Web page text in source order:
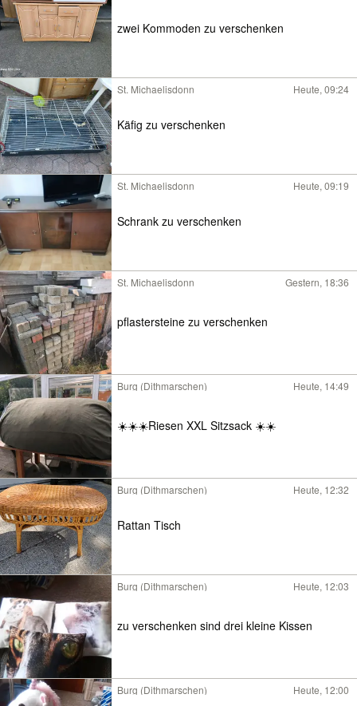
zwei Kommoden zu verschenken
St. Michaelisdonn Heute, 09:24
Käfig zu verschenken
St. Michaelisdonn Heute, 09:19
Schrank zu verschenken
St. Michaelisdonn Gestern, 18:36
pflastersteine zu verschenken
Burg (Dithmarschen) Heute, 14:49
☀️☀️☀️Riesen XXL Sitzsack ☀️☀️
Burg (Dithmarschen) Heute, 12:32
Rattan Tisch
Burg (Dithmarschen) Heute, 12:03
zu verschenken sind drei kleine Kissen
Burg (Dithmarschen) Heute, 12:00